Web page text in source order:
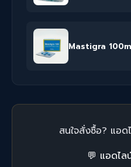
Mastigra
สนใจสั่งซื้อ? แอด
💬 แอดไล